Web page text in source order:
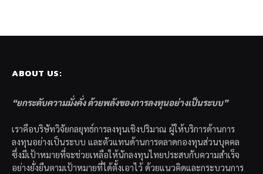
ABOUT US:
“ยกระดับความมั่งคั่ง ด้วยพลังของการลงทุนอย่างเป็นระบบ”
เราคือบริษัทวิจัยกลยุทธ์การลงทุนเชิงปริมาณ ผู้ให้บริการด้านการ
ลงทุนอย่างเป็นระบบ และตัวแทนด้านการตลาดกองทุนส่วนบุคคล
ซึ่งมีเป้าหมายที่จะช่วยเหลือให้นักลงทุนไทยประสบกับความสำเร็จ
อย่างยั่งยืนตามเป้าหมายที่ได้ตั้งเอาไว้ ด้วยแนวคิดและกระบวนการ